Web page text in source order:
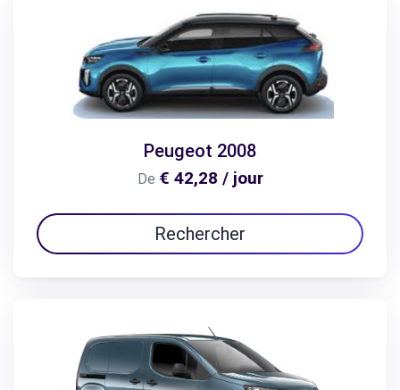
Peugeot 2008
De € 42,28 / jour
Rechercher